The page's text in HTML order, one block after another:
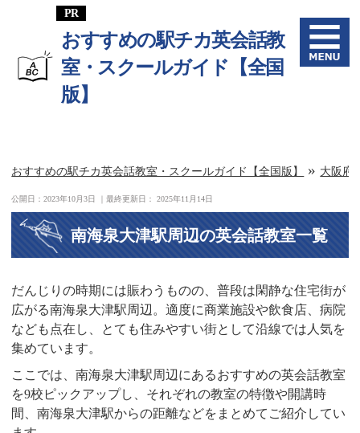
おすすめの駅チカ英会話教
室・スクールガイド【全国
版】
おすすめの駅チカ英会話教室・スクールガイド【全国版】 » 大阪府
公開日：2023年10月3日 ｜最終更新日：2025年11月14日
南海泉大津駅周辺の英会話教室一覧
だんじりの時期には賑わうものの、普段は閑静な住宅街が
広がる南海泉大津駅周辺。適度に商業施設や飲食店、病院
なども点在し、とても住みやすい街として沿線では人気を
集めています。
ここでは、南海泉大津駅周辺にあるおすすめの英会話教室
を9校ピックアップし、それぞれの教室の特徴や開講時
間、南海泉大津駅からの距離などをまとめてご紹介してい